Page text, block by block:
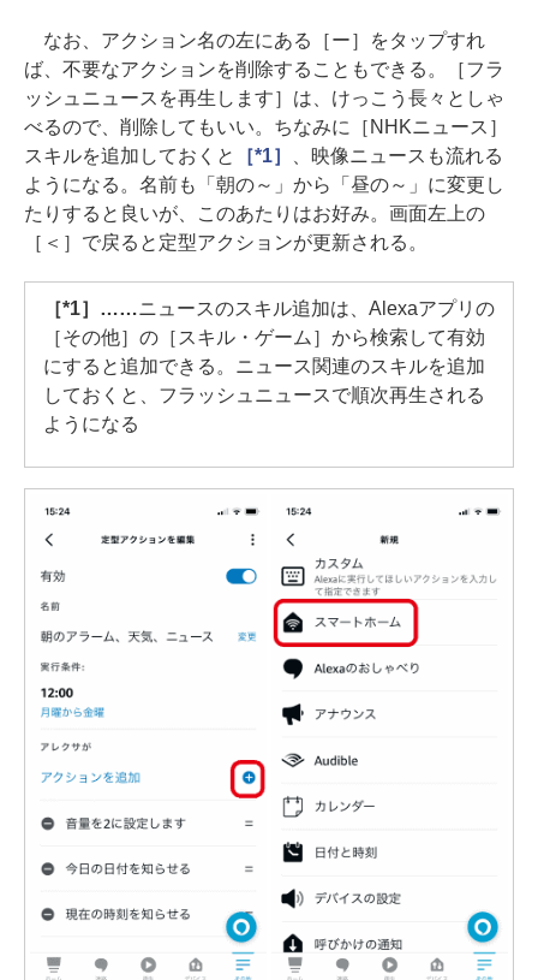
なお、アクション名の左にある［ー］をタップすれ
ば、不要なアクションを削除することもできる。［フラ
ッシュニュースを再生します］は、けっこう長々としゃ
べるので、削除してもいい。ちなみに［NHKニュース］
スキルを追加しておくと
［*1］
、映像ニュースも流れる
ようになる。名前も「朝の～」から「昼の～」に変更し
たりすると良いが、このあたりはお好み。画面左上の
［＜］で戻ると定型アクションが更新される。
［*1］……ニュースのスキル追加は、Alexaアプリの
［その他］の［スキル・ゲーム］から検索して有効
にすると追加できる。ニュース関連のスキルを追加
しておくと、フラッシュニュースで順次再生される
ようになる